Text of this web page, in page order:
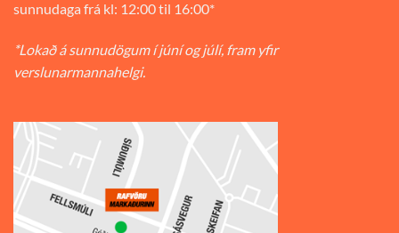
sunnudaga frá kl: 12:00 til 16:00*
*Lokað á sunnudögum í júní og júlí, fram yfir
verslunarmannahelgi.